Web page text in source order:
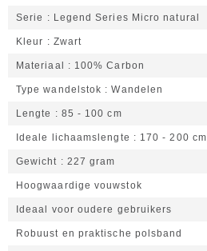
Serie Legend Series Micro natural
Kleur Zwart
Materiaal 100% Carbon
Type wandelstok Wandelen
Lengte 85 - 100 cm
Ideale lichaamslengte 170 - 200 cm
Gewicht 227 gram
Hoogwaardige vouwstok
Ideaal voor oudere gebruikers
Robuust en praktische polsband